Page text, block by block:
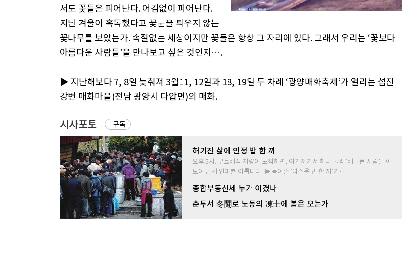
서도 꽃들은 피어난다. 어김없이 피어난다.
지난 겨울이 혹독했다고 꽃눈을 틔우지 않는
꽃나무를 보았는가. 속절없는 세상이지만 꽃들은 항상 그 자리에 있다. 그래서 우리는 ‘꽃보다
아름다운 사람들’을 만나보고 싶은 것인지….
▶ 지난해보다 7, 8일 늦춰져 3월11, 12일과 18, 19일 두 차례 ‘광양매화축제’가 열리는 섬진
강변 매화마을(전남 광양시 다압면)의 매화.
시사포토 구독
허기진 삶에 인정 밥 한 끼
오후 5시. 무료배식 차량이 도착하면, 여기저기서 하나 둘씩 ‘배고픈 사람들’이
모여 금세 인파를 이룹니다. 몸 녹여줄 ‘따스운 밥 한 끼’가…
종합부동산세 누가 이겼나
춘투서 冬鬪로 노동의 凍士에 봄은 오는가